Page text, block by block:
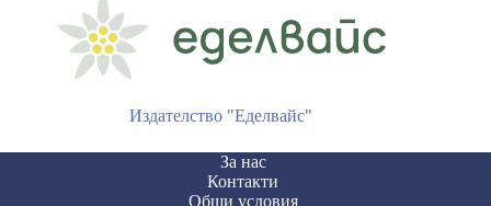
Издателство "Еделвайс"
За нас
Контакти
Общи условия